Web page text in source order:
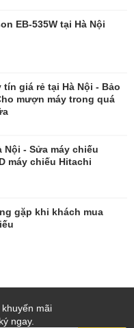
EB-535W tại Hà Nội
giá rẻ tại Hà Nội - Bảo
mượn máy trong quá
Nội - Sửa máy chiếu
máy chiếu Hitachi
gặp khi khách mua
mãi
ngay.